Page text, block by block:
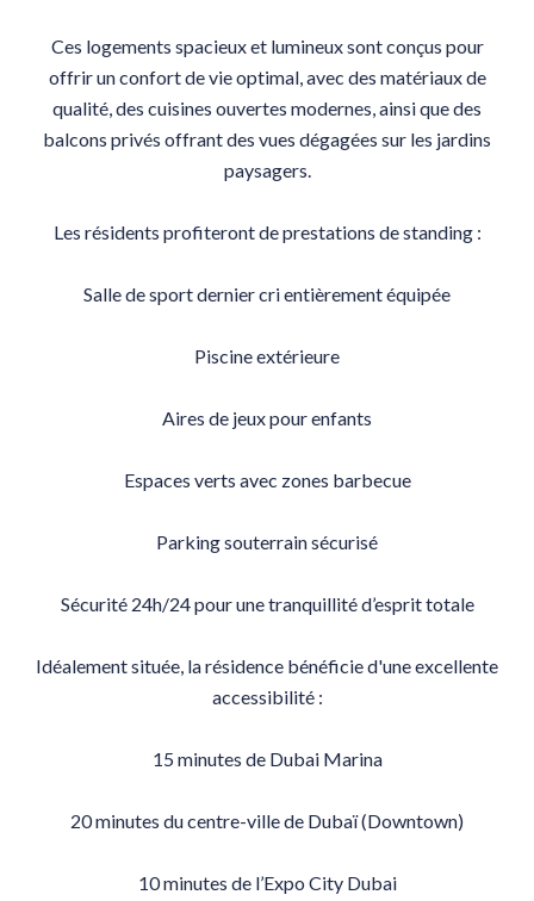
Ces logements spacieux et lumineux sont conçus pour
offrir un confort de vie optimal, avec des matériaux de
qualité, des cuisines ouvertes modernes, ainsi que des
balcons privés offrant des vues dégagées sur les jardins
paysagers.
Les résidents profiteront de prestations de standing :
Salle de sport dernier cri entièrement équipée
Piscine extérieure
Aires de jeux pour enfants
Espaces verts avec zones barbecue
Parking souterrain sécurisé
Sécurité 24h/24 pour une tranquillité d’esprit totale
Idéalement située, la résidence bénéficie d'une excellente
accessibilité :
15 minutes de Dubai Marina
20 minutes du centre-ville de Dubaï (Downtown)
10 minutes de l’Expo City Dubai